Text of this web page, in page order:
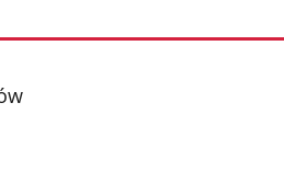
zdjęcie